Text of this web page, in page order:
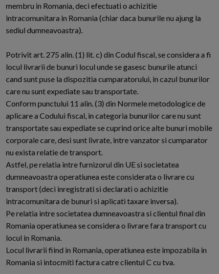
membru in Romania, deci efectuati o achizitie
intracomunitara in Romania (chiar daca bunurile nu ajung la
sediul dumneavoastra).
Potrivit art. 275 alin. (1) lit. c) din Codul fiscal, se considera a fi
locul livrarii de bunuri locul unde se gasesc bunurile atunci
cand sunt puse la dispozitia cumparatorului, in cazul bunurilor
care nu sunt expediate sau transportate.
Conform punctului 11 alin. (3) din Normele metodologice de
aplicare a Codului fiscal, in categoria bunurilor care nu sunt
transportate sau expediate se cuprind orice alte bunuri mobile
corporale care, desi sunt livrate, intre vanzator si cumparator
nu exista relatie de transport.
Astfel, pe relatia intre furnizorul din UE si societatea
dumneavoastra operatiunea este considerata o livrare cu
transport (deci inregistrati si declarati o achizitie
intracomunitara de bunuri si aplicati taxare inversa).
Pe relatia intre societatea dumneavoastra si clientul final din
Romania operatiunea se considera o livrare fara transport cu
locul in Romania.
Locul livrarii fiind in Romania, operatiunea este impozabila in
Romania si intocmiti factura catre clientul C cu tva.